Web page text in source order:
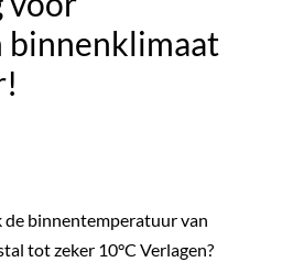
binnenklimaat
de binnentemperatuur van
tot zeker 10°C Verlagen?